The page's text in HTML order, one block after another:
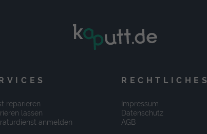
reparieren
lassen
anmelden
RECHTLICHES
Impressum
Datenschutz
AGB